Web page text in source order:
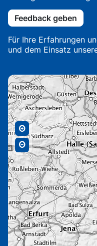
Feedback geben
Für Ihre Erfahrungen
und dem Einsatz